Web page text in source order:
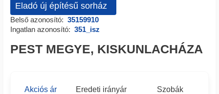
Eladó új építésű sorház
Belső azonosító: 35159910
Ingatlan azonosító: 351_isz
PEST MEGYE, KISKUNLACHÁZA
Akciós ár Eredeti irányár Szobák